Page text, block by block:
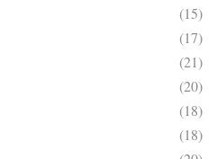
(15)
(17)
(21)
(20)
(18)
(18)